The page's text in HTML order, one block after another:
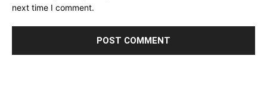
next time I comment.